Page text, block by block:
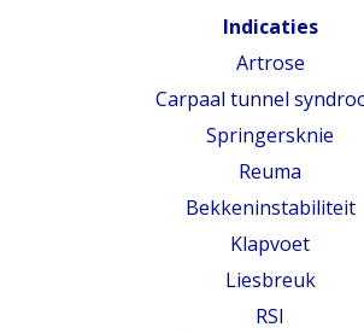
Indicaties
Artrose
Carpaal tunnel
Springersknie
Reuma
Bekkeninstabiliteit
Klapvoet
Liesbreuk
RSI